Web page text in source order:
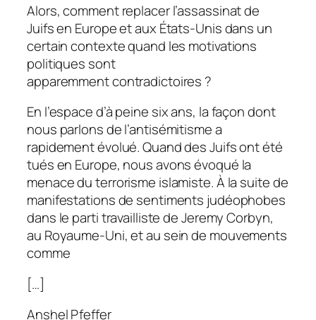
Alors, comment replacer l’assassinat de
Juifs en Europe et aux États-Unis dans un
certain contexte quand les motivations
politiques sont
apparemment contradictoires ?
En l’espace d’à peine six ans, la façon dont
nous parlons de l’antisémitisme a
rapidement évolué. Quand des Juifs ont été
tués en Europe, nous avons évoqué la
menace du terrorisme islamiste. À la suite de
manifestations de sentiments judéophobes
dans le parti travailliste de Jeremy Corbyn,
au Royaume-Uni, et au sein de mouvements
comme
[…]
Anshel Pfeffer